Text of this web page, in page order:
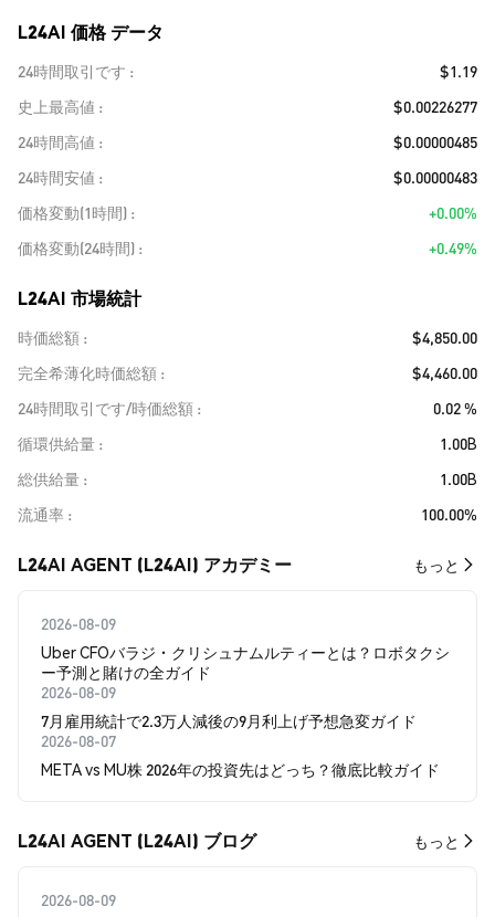
L24AI 価格 データ
24時間取引です
$1.19
史上最高値
$0.00226277
24時間高値
$0.00000485
24時間安値
$0.00000483
価格変動(1時間)
+0.00%
価格変動(24時間)
+0.49%
L24AI 市場統計
時価総額
$4,850.00
完全希薄化時価総額
$4,460.00
24時間取引です/時価総額
0.02 %
循環供給量
1.00B
総供給量
1.00B
流通率
100.00%
L24AI AGENT (L24AI) アカデミー もっと
2026-08-09
Uber CFOバラジ・クリシュナムルティーとは？ロボタクシ
ー予測と賭けの全ガイド
2026-08-09
7月雇用統計で2.3万人減後の9月利上げ予想急変ガイド
2026-08-07
META vs MU株 2026年の投資先はどっち？徹底比較ガイド
L24AI AGENT (L24AI) ブログ もっと
2026-08-09